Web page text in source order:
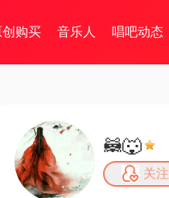
创购买 音乐人 唱吧动态
🦝🐺
关注